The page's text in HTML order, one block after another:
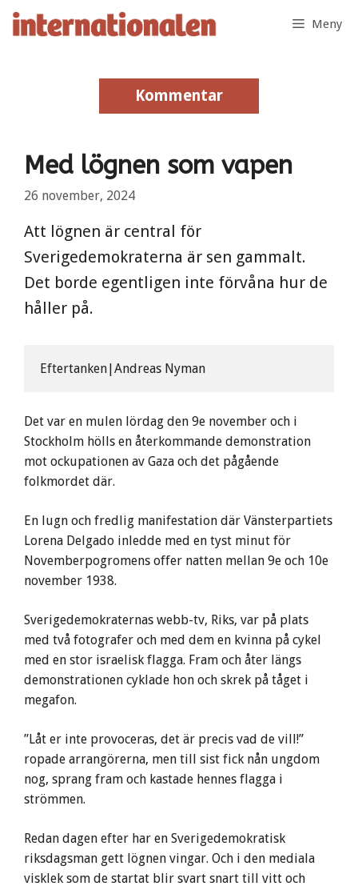
Hoppa
Meny
Kommentar
Kommentar
Med lögnen som vapen
26 november, 2024
Att lögnen är central för
Sverigedemokraterna är sen gammalt.
Det borde egentligen inte förvåna hur de
håller på.
Eftertanken|Andreas Nyman
Det var en mulen lördag den 9e november och i
Stockholm hölls en återkommande demonstration
mot ockupationen av Gaza och det pågående
folkmordet där.
En lugn och fredlig manifestation där Vänsterpartiets
Lorena Delgado inledde med en tyst minut för
Novemberpogromens offer natten mellan 9e och 10e
november 1938.
Sverigedemokraternas webb-tv, Riks, var på plats
med två fotografer och med dem en kvinna på cykel
med en stor israelisk flagga. Fram och åter längs
demonstrationen cyklade hon och skrek på tåget i
megafon.
”Låt er inte provoceras, det är precis vad de vill!”
ropade arrangörerna, men till sist fick nån ungdom
nog, sprang fram och kastade hennes flagga i
strömmen.
Redan dagen efter har en Sverigedemokratisk
riksdagsman gett lögnen vingar. Och i den mediala
visklek som de startat blir svart snart till vitt och